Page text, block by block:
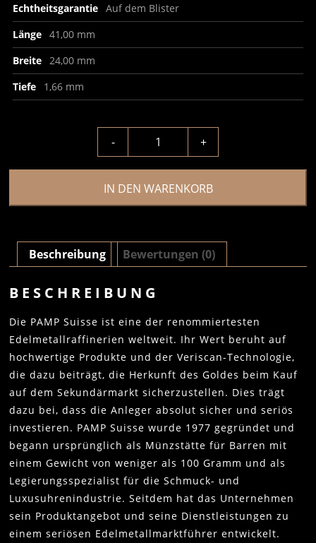
Echtheitsgarantie Auf dem Blister
Länge 41,00 mm
Breite
24,00 mm
Tiefe
1,66 mm
- +
IN DEN WARENKORB
Beschreibung Bewertungen (0)
BESCHREIBUNG
Die PAMP Suisse ist eine der renommiertesten
Edelmetallraffinerien weltweit. Ihr Wert beruht auf
hochwertige Produkte und der Veriscan-Technologie,
die dazu beiträgt, die Herkunft des Goldes beim Kauf
auf dem Sekundärmarkt sicherzustellen. Dies trägt
dazu bei, dass die Anleger absolut sicher und seriös
investieren. PAMP Suisse wurde 1977 gegründet und
begann ursprünglich als Münzstätte für Barren mit
einem Gewicht von weniger als 100 Gramm und als
Legierungsspezialist für die Schmuck- und
Luxusuhrenindustrie. Seitdem hat das Unternehmen
sein Produktangebot und seine Dienstleistungen zu
einem seriösen Edelmetallmarktführer entwickelt.